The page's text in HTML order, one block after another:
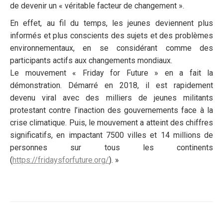
de devenir un « véritable facteur de changement ».
En effet, au fil du temps, les jeunes deviennent plus
informés et plus conscients des sujets et des problèmes
environnementaux, en se considérant comme des
participants actifs aux changements mondiaux.
Le mouvement « Friday for Future » en a fait la
démonstration. Démarré en 2018, il est rapidement
devenu viral avec des milliers de jeunes militants
protestant contre l’inaction des gouvernements face à la
crise climatique. Puis, le mouvement a atteint des chiffres
significatifs, en impactant 7500 villes et 14 millions de
personnes sur tous les continents
(https://fridaysforfuture.org/). »